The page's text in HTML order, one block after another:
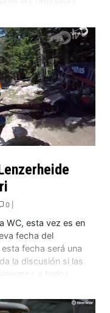
los utilizamos
0 |
WC, esta vez es en
fecha del
fecha será una
la discusión si las
a todos